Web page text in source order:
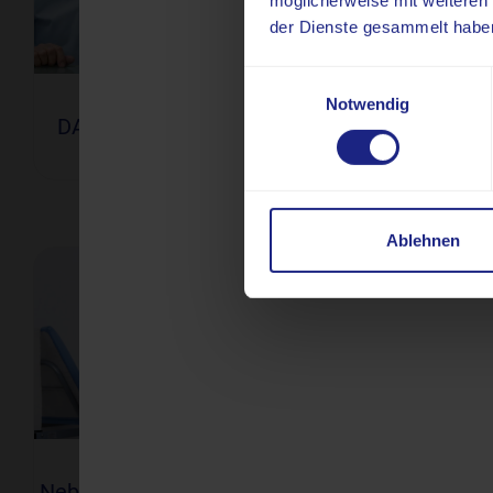
der Dienste gesammelt
Notwendig
Ablehnen
DAT-Scan / Hirnszintigraphie